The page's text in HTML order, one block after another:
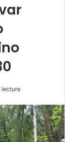
lectura